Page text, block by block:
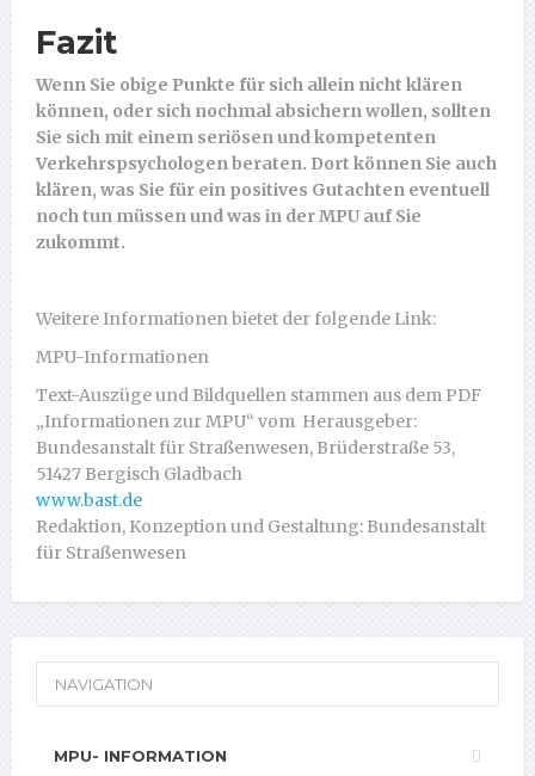
Fazit
Wenn Sie obige Punkte für sich allein nicht klären
können, oder sich nochmal absichern wollen, sollten
Sie sich mit einem seriösen und kompetenten
Verkehrspsychologen beraten. Dort können Sie auch
klären, was Sie für ein positives Gutachten eventuell
noch tun müssen und was in der MPU auf Sie
zukommt.
Weitere Informationen bietet der folgende Link:
MPU-Informationen
Text-Auszüge und Bildquellen stammen aus dem PDF
„Informationen zur MPU“ vom Herausgeber:
Bundesanstalt für Straßenwesen, Brüderstraße 53,
51427 Bergisch Gladbach
www.bast.de
Redaktion, Konzeption und Gestaltung: Bundesanstalt
für Straßenwesen
NAVIGATION
MPU- INFORMATION